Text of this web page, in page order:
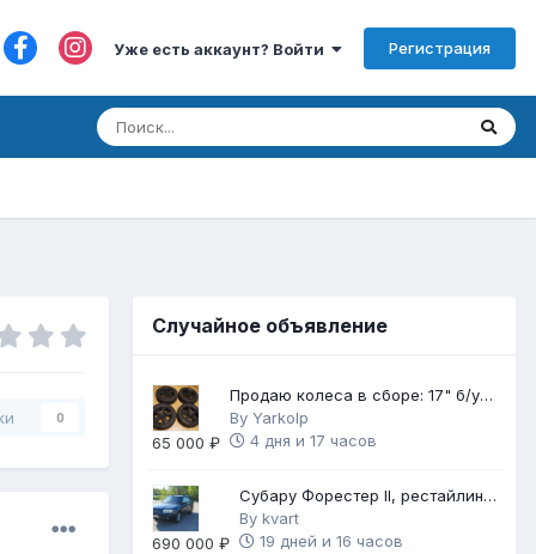
Уже есть аккаунт? Войти Регистрация
0
Случайное объявление
65 000 ₽
Продаю колеса в сборе: 17" б/у
диски с НОВОЙ зимней резиной
By Yarkolp
4 дня и 17 часов
690 000 ₽
Субару Форестер II, рестайлинг
2006, 2,5 АТ, автомат
By kvart
19 дней и 16 часов